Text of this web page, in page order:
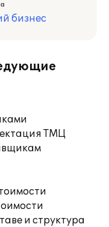
бизнес
ТМЦ
и структура